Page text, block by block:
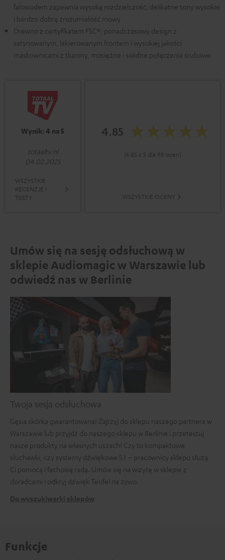
falowodem zapewnia wysoką rozdzielczość, delikatne tony wysokie
i bardzo dobrą zrozumiałość mowy
Drewno z certyfikatem FSC®, ponadczasowy design z
satynowanym, lakierowanym frontem i wysokiej jakości
maskownicami z tkaniny, mosiężne i solidne połączenia śrubowe
Wynik: 4 na 5
totaaltv.nl
04.02.2025
WSZYSTKIE
RECENZJE I
TESTY
4.85
(4.85 z 5 dla 98 ocen)
WSZYSTKIE OCENY
Umów się na sesję odsłuchową w
sklepie Audiomagic w Warszawie lub
odwiedź nas w Berlinie
Twoja sesja odsłuchowa
Gęsia skórka gwarantowana! Zajrzyj do sklepu naszego partnera w
Warszawie lub przyjdź do naszego sklepu w Berlinie i przetestuj
nasze produkty na własnych uszach! Czy to kompaktowe
słuchawki, czy systemy dźwiękowe 5.1 – pracownicy sklepu służą
Ci pomocą i fachową radą. Umów się na wizytę w sklepie z
doradcami i odkryj dźwięk Teufel na żywo.
Do wyszukiwarki sklepów
Funkcje